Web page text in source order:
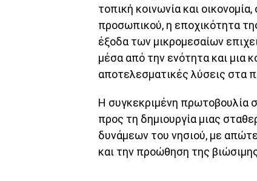
τοπική κοινωνία και
προσωπικού, η εποχικότητα
έξοδα των μικρομεσαίων
μέσα από την ενότητα και μια
αποτελεσματικές λύσεις στα
Η συγκεκριμένη πρωτοβουλία
προς τη δημιουργία μιας
δυνάμεων του νησιού, με
και την προώθηση της